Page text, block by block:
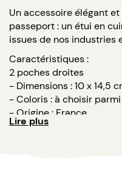
Un accessoire élégant
passeport : un étui en
issues de nos industries
Caractéristiques :
2 poches droites
- Dimensions : 10 x 14,5
- Coloris : à choisir
- Origine : France
- Marquage : à chaud ou
Lire plus